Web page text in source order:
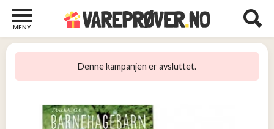
MENY
Denne kampanjen er avsluttet.
Barn
Bøker